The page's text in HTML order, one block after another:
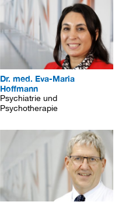
Dr. med. Eva-Maria
Hoffmann
Psychiatrie und
Psychotherapie